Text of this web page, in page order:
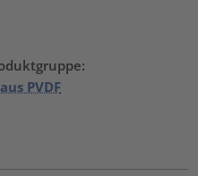
PVDF